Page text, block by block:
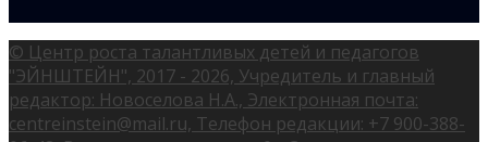
© Центр роста талантливых детей и педагогов
"ЭЙНШТЕЙН", 2017 - 2026, Учредитель и главный
редактор: Новоселова Н.А., Электронная почта:
centreinstein@mail.ru, Телефон редакции: +7 900-388-